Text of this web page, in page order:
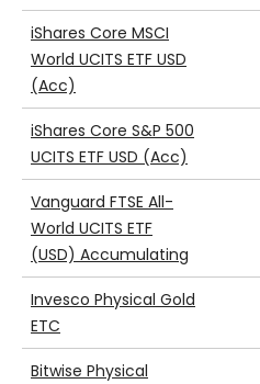
iShares Core MSCI
World UCITS ETF USD
(Acc)
iShares Core S&P 500
UCITS ETF USD (Acc)
Vanguard FTSE All-
World UCITS ETF
(USD) Accumulating
Invesco Physical Gold
ETC
Bitwise Physical